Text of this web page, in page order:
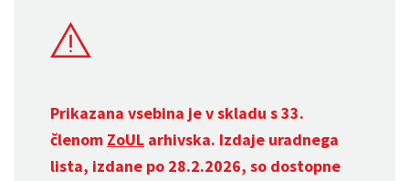
Prikazana vsebina je v skladu s 33.
členom ZoUL arhivska. Izdaje uradnega
lista, izdane po 28.2.2026, so dostopne